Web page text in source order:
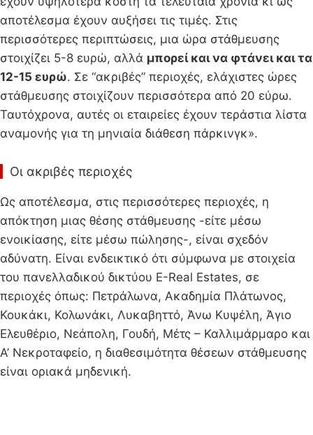
αποτέλεσμα έχουν αυξήσει τις τιμές. Στις
περισσότερες περιπτώσεις, μια ώρα στάθμευσης
στοιχίζει 5-8 ευρώ, αλλά μπορεί και να φτάνει και τα
12-15 ευρώ. Σε “ακριβές” περιοχές, ελάχιστες ώρες
στάθμευσης στοιχίζουν περισσότερα από 20 εύρω.
Ταυτόχρονα, αυτές οι εταιρείες έχουν τεράστια λίστα
αναμονής για τη μηνιαία διάθεση πάρκινγκ».
Οι ακριβές περιοχές
Ως αποτέλεσμα, στις περισσότερες περιοχές, η
απόκτηση μιας θέσης στάθμευσης -είτε μέσω
ενοικίασης, είτε μέσω πώλησης-, είναι σχεδόν
αδύνατη. Είναι ενδεικτικό ότι σύμφωνα με στοιχεία
του πανελλαδικού δικτύου E-Real Estates, σε
περιοχές όπως: Πετράλωνα, Ακαδημία Πλάτωνος,
Κουκάκι, Κολωνάκι, Λυκαβηττό, Άνω Κυψέλη, Άγιο
Ελευθέριο, Νεάπολη, Γουδή, Μέτς – Καλλιμάρμαρο και
Α’ Νεκροταφείο, η διαθεσιμότητα θέσεων στάθμευσης
είναι οριακά μηδενική.